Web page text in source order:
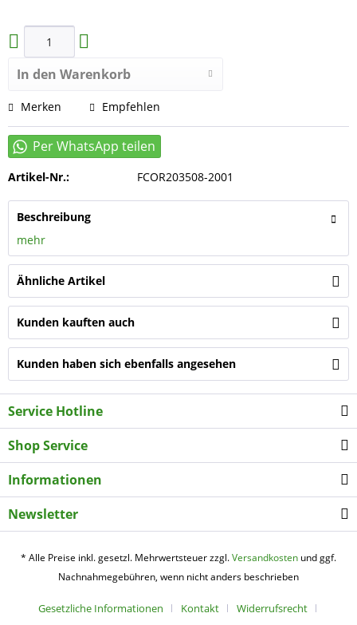
In den Warenkorb
Merken Empfehlen
Artikel-Nr.: FCOR203508-2001
Beschreibung
mehr
Ähnliche Artikel
Kunden kauften auch
Kunden haben sich ebenfalls angesehen
Service Hotline
Shop Service
Informationen
Newsletter
* Alle Preise inkl. gesetzl. Mehrwertsteuer zzgl.Versandkosten und ggf.
Nachnahmegebühren, wenn nicht anders beschrieben
Gesetzliche Informationen Kontakt Widerrufsrecht